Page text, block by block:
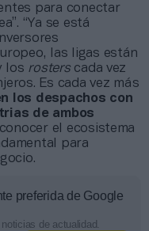
para conectar
“Ya se está
las ligas están
los rosters cada vez
Es cada vez más
los despachos con
de ambos
el ecosistema
para
preferida de Google
de actualidad.